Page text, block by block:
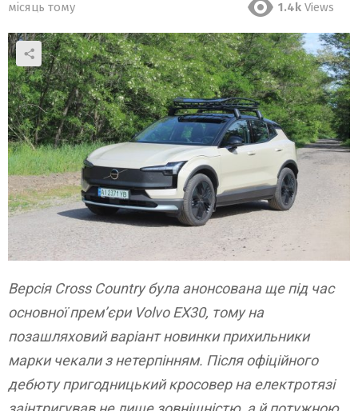
місяць тому 1.4k Views
Версія Cross Country була анонсована ще під час
основної прем’єри Volvo EX30, тому на
позашляховий варіант новинки прихильники
марки чекали з нетерпінням. Після офіційного
дебюту пригодницький кросовер на електротязі